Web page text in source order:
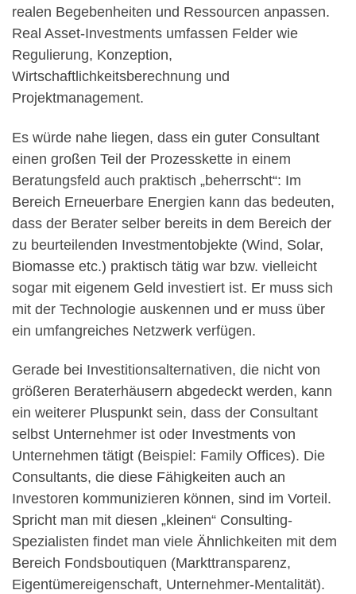
realen Begebenheiten und Ressourcen anpassen.
Real Asset-Investments umfassen Felder wie
Regulierung, Konzeption,
Wirtschaftlichkeitsberechnung und
Projektmanagement.
Es würde nahe liegen, dass ein guter Consultant
einen großen Teil der Prozesskette in einem
Beratungsfeld auch praktisch „beherrscht“: Im
Bereich Erneuerbare Energien kann das bedeuten,
dass der Berater selber bereits in dem Bereich der
zu beurteilenden Investmentobjekte (Wind, Solar,
Biomasse etc.) praktisch tätig war bzw. vielleicht
sogar mit eigenem Geld investiert ist. Er muss sich
mit der Technologie auskennen und er muss über
ein umfangreiches Netzwerk verfügen.
Gerade bei Investitionsalternativen, die nicht von
größeren Beraterhäusern abgedeckt werden, kann
ein weiterer Pluspunkt sein, dass der Consultant
selbst Unternehmer ist oder Investments von
Unternehmen tätigt (Beispiel: Family Offices). Die
Consultants, die diese Fähigkeiten auch an
Investoren kommunizieren können, sind im Vorteil.
Spricht man mit diesen „kleinen“ Consulting-
Spezialisten findet man viele Ähnlichkeiten mit dem
Bereich Fondsboutiquen (Markttransparenz,
Eigentümereigenschaft, Unternehmer-Mentalität).